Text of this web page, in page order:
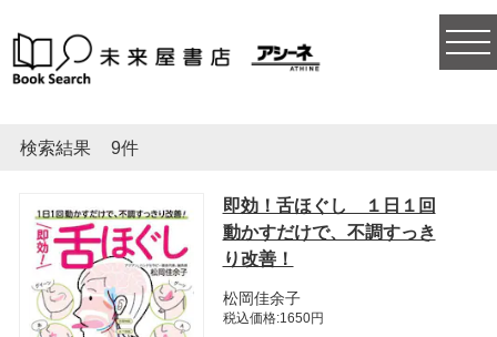
検索結果 9件
即効！舌ほぐし １日１回
動かすだけで、不調すっき
り改善！
松岡佳余子
税込価格:1650円